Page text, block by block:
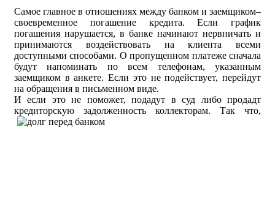
Самое главное в отношениях между банком и заемщиком–
своевременное погашение кредита. Если график
погашения нарушается, в банке начинают нервничать и
принимаются воздействовать на клиента всеми
доступными способами. О пропущенном платеже сначала
будут напоминать по всем телефонам, указанным
заемщиком в анкете. Если это не подействует, перейдут
на обращения в письменном виде.
И если это не поможет, подадут в суд либо продадт
кредиторскую задолженность коллекторам. Так что,